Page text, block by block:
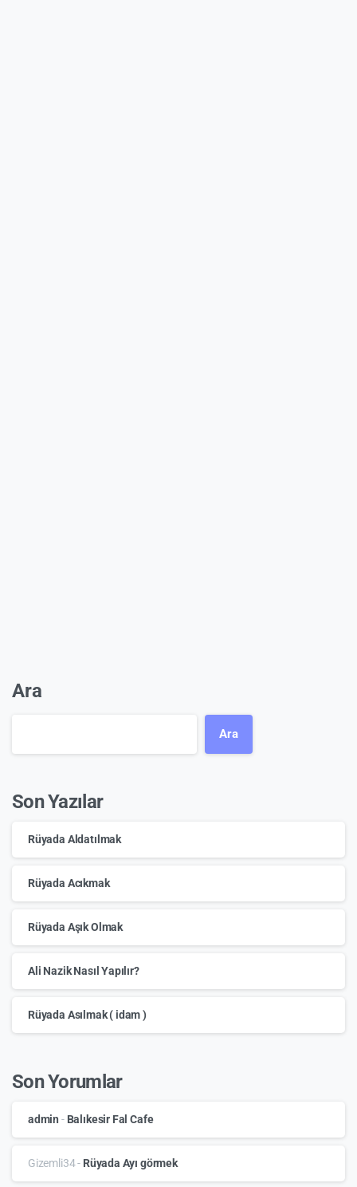
Ara
Ara
Son Yazılar
Rüyada Aldatılmak
Rüyada Acıkmak
Rüyada Aşık Olmak
Ali Nazik Nasıl Yapılır?
Rüyada Asılmak ( idam )
Son Yorumlar
admin - Balıkesir Fal Cafe
Gizemli34- Rüyada Ayı görmek